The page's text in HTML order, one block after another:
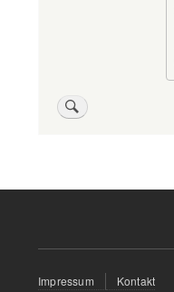
Fußzeilenmenü
Impressum Kontakt